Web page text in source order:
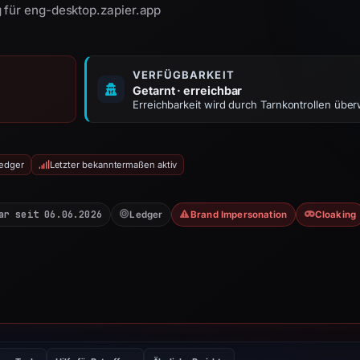
eng-desktop.zapier.app
VERFÜGBARKEIT
Getarnt · erreichbar
Erreichbarkeit wird durch Tarnkontrollen
Letzter bekanntermaßen aktiv
seit 06.06.2026 Ledger Brand Impersonation Cloaking